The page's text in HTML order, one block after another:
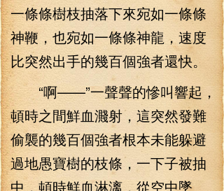
一條條樹枝抽落下來宛如一條條
神鞭，也宛如一條條神龍，速度
比突然出手的幾百個強者還快。
“啊——”一聲聲的慘叫響起，
頓時之間鮮血濺射，這突然發難
偷襲的幾百個強者根本未能躲避
過地愚寶樹的枝條，一下子被抽
中，頓時鮮血淋漓，從空中墜